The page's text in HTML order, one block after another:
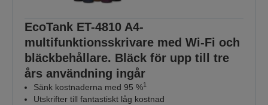
EcoTank ET-4810 A4-
multifunktionsskrivare med Wi-Fi och
bläckbehållare. Bläck för upp till tre
års användning ingår
Sänk kostnaderna med 95 %1
Utskrifter till fantastiskt låg kostnad